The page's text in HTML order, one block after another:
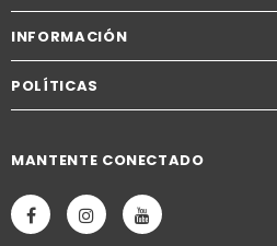
INFORMACIÓN
POLÍTICAS
MANTENTE CONECTADO